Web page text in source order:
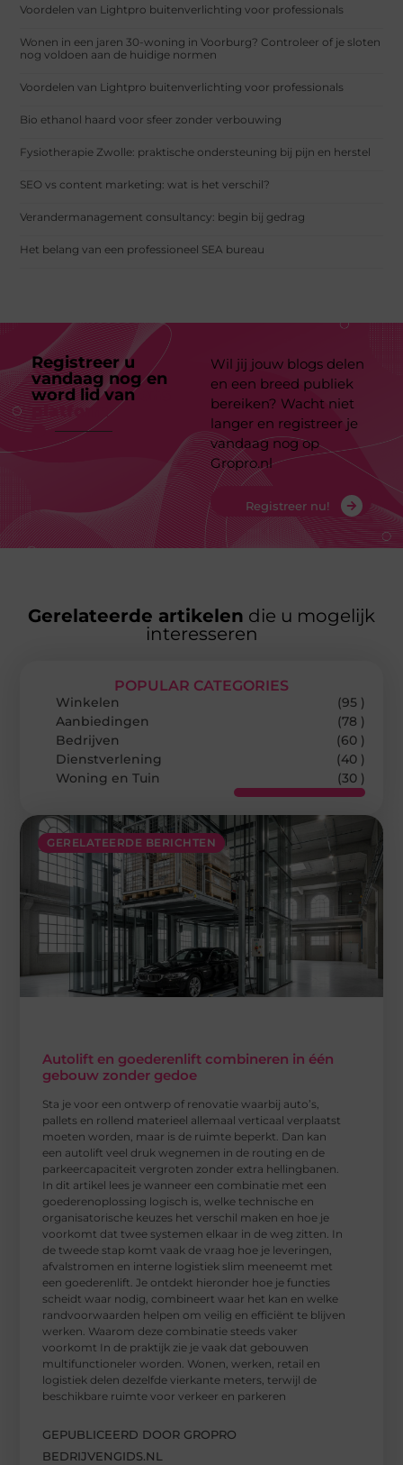
Voordelen van Lightpro buitenverlichting voor professionals
Wonen in een jaren 30-woning in Voorburg? Controleer of je sloten
nog voldoen aan de huidige normen
Voordelen van Lightpro buitenverlichting voor professionals
Bio ethanol haard voor sfeer zonder verbouwing
Fysiotherapie Zwolle: praktische ondersteuning bij pijn en herstel
SEO vs content marketing: wat is het verschil?
Verandermanagement consultancy: begin bij gedrag
Het belang van een professioneel SEA bureau
Registreer u
vandaag nog en
word lid van
platform
Wil jij jouw blogs delen
en een breed publiek
bereiken? Wacht niet
langer en registreer je
vandaag nog op
Gropro.nl
Registreer nu!
Gerelateerde artikelen die u mogelijk
interesseren
GERELATEERDE BERICHTEN
Autolift en goederenlift combineren in één
gebouw zonder gedoe
Sta je voor een ontwerp of renovatie waarbij auto’s,
pallets en rollend materieel allemaal verticaal verplaatst
moeten worden, maar is de ruimte beperkt. Dan kan
een autolift veel druk wegnemen in de routing en de
parkeercapaciteit vergroten zonder extra hellingbanen.
In dit artikel lees je wanneer een combinatie met een
goederenoplossing logisch is, welke technische en
organisatorische keuzes het verschil maken en hoe je
voorkomt dat twee systemen elkaar in de weg zitten. In
de tweede stap komt vaak de vraag hoe je leveringen,
afvalstromen en interne logistiek slim meeneemt met
een goederenlift. Je ontdekt hieronder hoe je functies
scheidt waar nodig, combineert waar het kan en welke
randvoorwaarden helpen om veilig en efficiënt te blijven
werken. Waarom deze combinatie steeds vaker
voorkomt In de praktijk zie je vaak dat gebouwen
multifunctioneler worden. Wonen, werken, retail en
logistiek delen dezelfde vierkante meters, terwijl de
beschikbare ruimte voor verkeer en parkeren
GEPUBLICEERD DOOR GROPRO
BEDRIJVENGIDS.NL
POPULAR CATEGORIES
Winkelen
(95 )
Aanbiedingen
(78 )
Bedrijven
(60 )
Dienstverlening
(40 )
Woning en Tuin
(30 )